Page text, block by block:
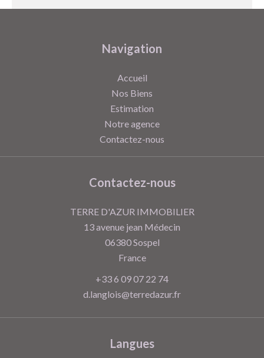
Navigation
Accueil
Nos Biens
Estimation
Notre agence
Contactez-nous
Contactez-nous
TERRE D'AZUR IMMOBILIER
13 avenue jean Médecin
06380Sospel
France
+33 6 09 07 22 74
d.langlois@terredazur.fr
Langues